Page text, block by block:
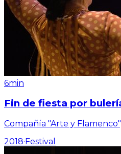
6min
Fin de fiesta por
Compañía "Arte y
2018· Festival